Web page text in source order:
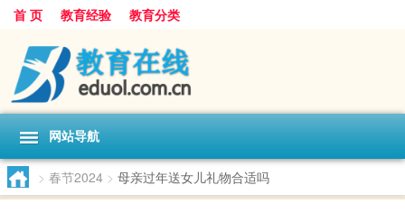
首 页 教育经验 教育分类
网站导航
> 春节2024 > 母亲过年送女儿礼物合适吗